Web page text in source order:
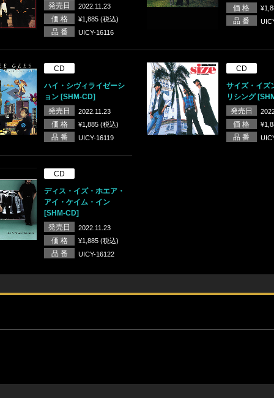
発売日
2022.11.23
価 格 ¥1,885 (税込)
品 番 UICY-16116
価 格
品 番
CD
ハイ・シヴィライゼーシ
ョン [SHM-CD]
発売日
2022.11.23
価 格 ¥1,885 (税込)
品 番 UICY-16119
CD
サイズ・イズ
リシング
発売日
価 格
品 番
CD
ディス・イズ・ホエア・
アイ・ケイム・イン
[SHM-CD]
発売日
2022.11.23
価 格 ¥1,885 (税込)
品 番 UICY-16122